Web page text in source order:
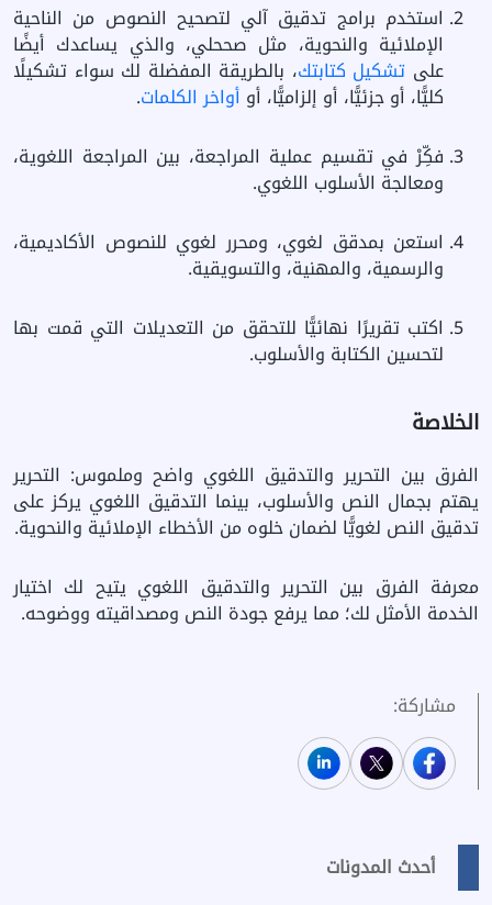
استخدم برامج تدقيق آلي لتصحيح النصوص من الناحية
الإملائية والنحوية، مثل صححلي، والذي يساعدك أيضًا
على تشكيل كتابتك، بالطريقة المفضلة لك سواء تشكيلًا
كليًّا، أو جزئيًّا، أو إلزاميًّا، أو أواخر الكلمات.
فكِّرْ في تقسيم عملية المراجعة، بين المراجعة اللغوية،
ومعالجة الأسلوب اللغوي.
استعن بمدقق لغوي، ومحرر لغوي للنصوص الأكاديمية،
والرسمية، والمهنية، والتسويقية.
اكتب تقريرًا نهائيًّا للتحقق من التعديلات التي قمت بها
لتحسين الكتابة والأسلوب.
الخلاصة
الفرق بين التحرير والتدقيق اللغوي واضح وملموس: التحرير
يهتم بجمال النص والأسلوب، بينما التدقيق اللغوي يركز على
تدقيق النص لغويًّا لضمان خلوه من الأخطاء الإملائية والنحوية.
معرفة الفرق بين التحرير والتدقيق اللغوي يتيح لك اختيار
الخدمة الأمثل لك؛ مما يرفع جودة النص ومصداقيته ووضوحه.
مشاركة:
أحدث المدونات